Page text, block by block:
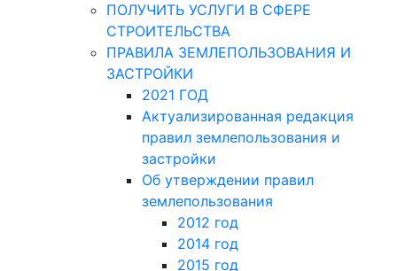
ПОЛУЧИТЬ УСЛУГИ В СФЕРЕ
СТРОИТЕЛЬСТВА
ПРАВИЛА ЗЕМЛЕПОЛЬЗОВАНИЯ И
ЗАСТРОЙКИ
2021 ГОД
Актуализированная редакция
правил землепользования и
застройки
Об утверждении правил
землепользования
2012 год
2014 год
2015 год